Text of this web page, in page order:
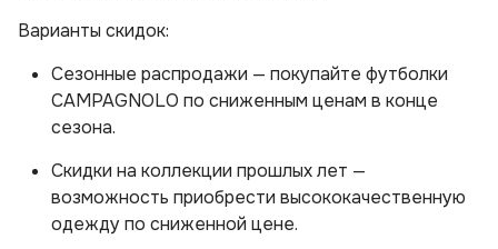
Варианты скидок:
Сезонные распродажи — покупайте футболки
CAMPAGNOLO по сниженным ценам в конце
сезона.
Скидки на коллекции прошлых лет —
возможность приобрести высококачественную
одежду по сниженной цене.